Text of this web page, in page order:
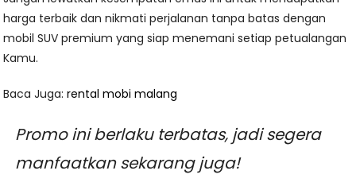
harga terbaik dan nikmati perjalanan tanpa batas dengan
mobil SUV premium yang siap menemani setiap petualangan
Kamu.
Baca Juga:rental mobi malang
Promo ini berlaku terbatas, jadi segera
manfaatkan sekarang juga!